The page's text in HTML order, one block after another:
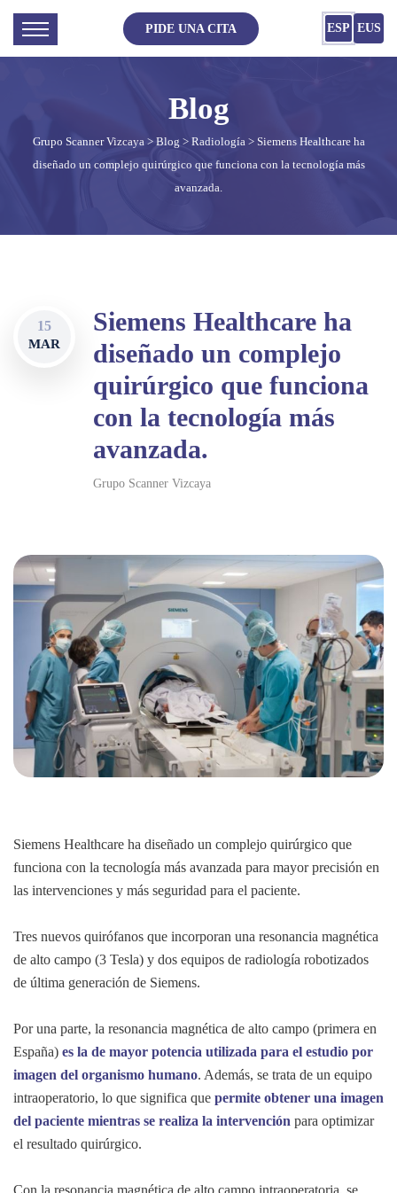
PIDE UNA CITA ESP EUS
Grupo Scanner Vizcaya> Blog > Radiología> Siemens Healthcare ha
diseñado un complejo quirúrgico que funciona con la tecnología más
avanzada.
15
MAR
Siemens Healthcare ha
diseñado un complejo
quirúrgico que funciona
con la tecnología más
avanzada.
Grupo Scanner Vizcaya
Siemens Healthcare ha diseñado un complejo quirúrgico que
funciona con la tecnología más avanzada para mayor precisión en
las intervenciones y más seguridad para el paciente.
Tres nuevos quirófanos que incorporan una resonancia magnética
de alto campo (3 Tesla) y dos equipos de radiología robotizados
de última generación de Siemens.
Por una parte, la resonancia magnética de alto campo (primera en
España) es la de mayor potencia utilizada para el estudio por
imagen del organismo humano. Además, se trata de un equipo
intraoperatorio, lo que significa que permite obtener una imagen
del paciente mientras se realiza la intervención para optimizar
el resultado quirúrgico.
Con la resonancia magnética de alto campo intraoperatoria, se